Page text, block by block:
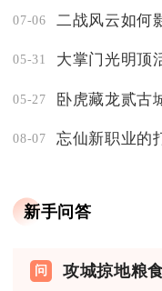
07-06 二战风云如何
05-31 大掌门光明顶
05-27 卧虎藏龙贰古
08-07
新手问答
攻城掠地粮